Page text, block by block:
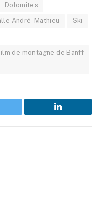
Dolomites
André-Mathieu Ski
de montagne de Banff
LinkedIn